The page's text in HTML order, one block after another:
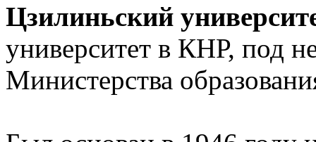
Цзилиньский
университет в КНР, под
Министерства